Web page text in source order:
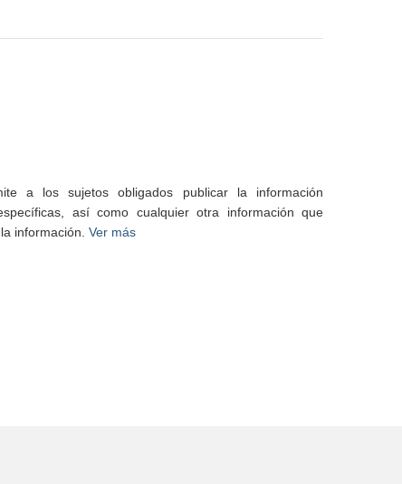
a los sujetos obligados publicar la información
así como cualquier otra información que
información. Ver más